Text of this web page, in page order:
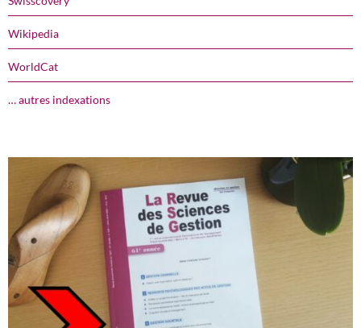
Wikipedia
WorldCat
… autres indexations